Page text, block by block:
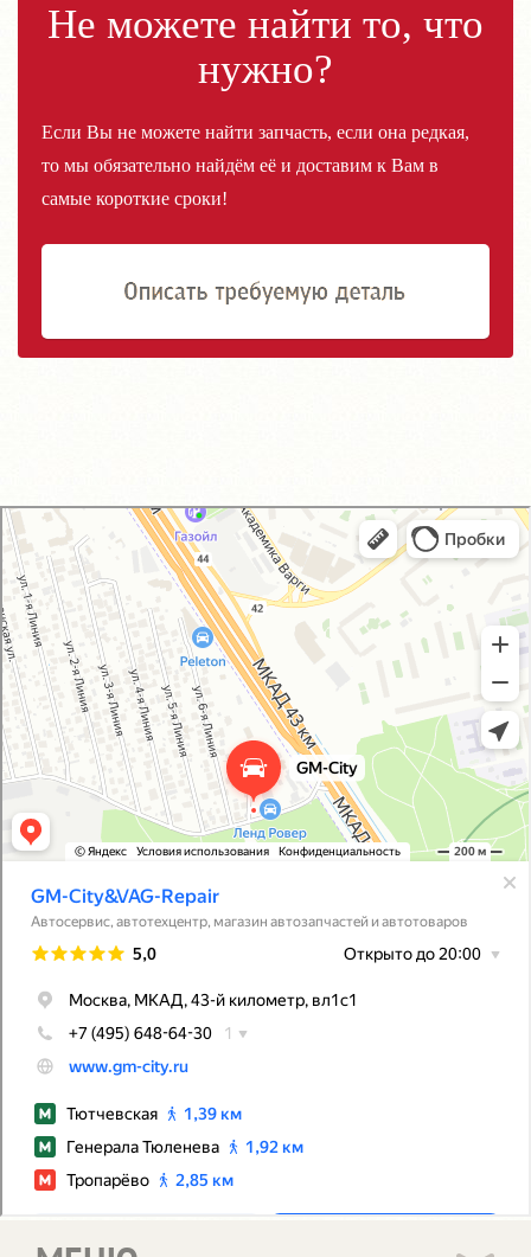
Не можете найти то, что
нужно?
Если Вы не можете найти запчасть, если она редкая,
то мы обязательно найдём её и доставим к Вам в
самые короткие сроки!
GM-City&VAG-Repair
Автосервис, автотехцентр в Москве
Магазин автозапчастей и автотоваров в Москве